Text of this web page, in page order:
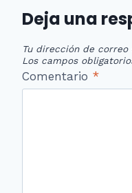
Deja una
Tu dirección de
Los campos
Comentario *